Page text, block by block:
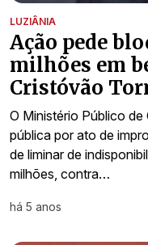
LUZIÂNIA
Ação pede
milhões em
Cristóvão
O Ministério Público
pública por ato de
de liminar de
milhões, contra…
há 5 anos